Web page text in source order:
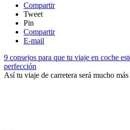
Compartir
Tweet
Pin
Compartir
E-mail
9 consejos para que tu viaje en coche
perfección
Así tu viaje de carretera será mucho